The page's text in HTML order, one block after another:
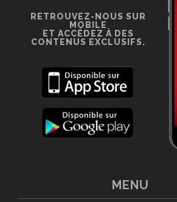
MENU
RETROUVEZ-NOUS SUR
MOBILE
ET ACCÉDEZ À DES
CONTENUS EXCLUSIFS.